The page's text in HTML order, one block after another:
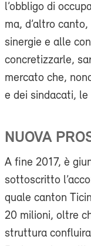
l’obbligo di
ma, d’altro
sinergie e alle
concretizzarle,
mercato che,
e dei sindacati,
NUOVA
A fine 2017, è
sottoscritto
quale canton
20 milioni, oltre
struttura